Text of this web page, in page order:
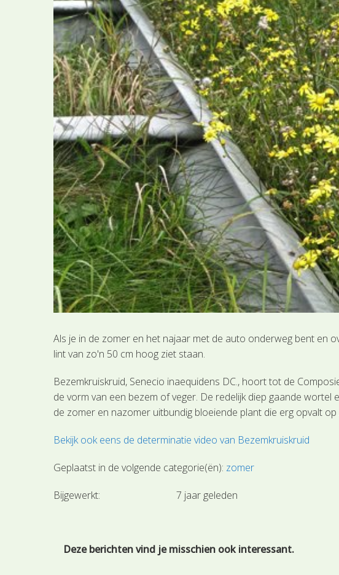
Als je in de zomer en het najaar met de auto onderweg bent en
lint van zo'n 50 cm hoog ziet staan.
Bezemkruiskruid, Senecio inaequidens DC., hoort tot de
de vorm van een bezem of veger. De redelijk diep gaande
de zomer en nazomer uitbundig bloeiende plant die erg opvalt
Bekijk ook eens de determinatie video van Bezemkruiskruid
Geplaatst in de volgende categorie(ën): zomer
Bijgewerkt: 7 jaar geleden
Deze berichten vind je misschien ook interessant.